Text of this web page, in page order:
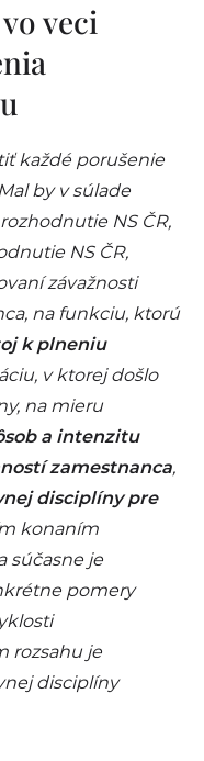
veci
každé porušenie
by v súlade
NS ČR,
NS ČR,
závažnosti
na funkciu, ktorú
k plneniu
v ktorej došlo
na mieru
a intenzitu
zamestnanca,
disciplíny pre
konaním
súčasne je
pomery
rozsahu je
disciplíny